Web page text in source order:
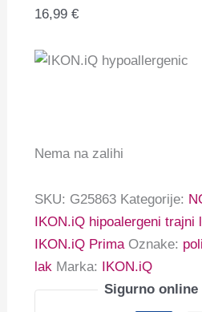
16,99€
Nema na zalihi
SKU: G25863 Kategorije:
IKON.iQ hipoalergeni
IKON.iQ Prima Oznake:
lak Marka:
IKON.iQ
Sigurno online